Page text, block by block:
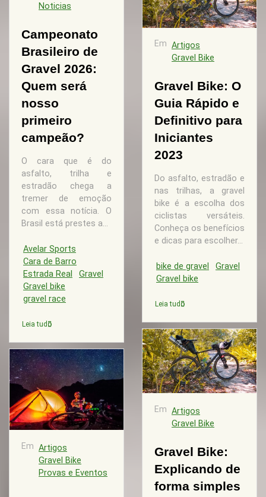
Noticias
Campeonato
Brasileiro de
Gravel 2026:
Quem será
nosso
primeiro
campeão?
O cara que é do
asfalto, trilha e
estradão chega a
tremer de emoção
com essa notícia. O
Brasil está prestes a...
Avelar Sports
Cara de Barro
Estrada Real
Gravel
Gravel bike
gravel race
Leia tudo
Em Artigos
Gravel Bike
Provas e Eventos
Em Artigos
Gravel Bike
Gravel Bike: O
Guia Rápido e
Definitivo para
Iniciantes
2023
Do asfalto, estradão e
nas trilhas, a gravel
bike é a escolha dos
ciclistas versáteis.
Conheça os benefícios
e dicas para escolher...
bike de gravel
Gravel
Gravel bike
Leia tudo
Em Artigos
Gravel Bike
Gravel Bike:
Explicando de
forma simples